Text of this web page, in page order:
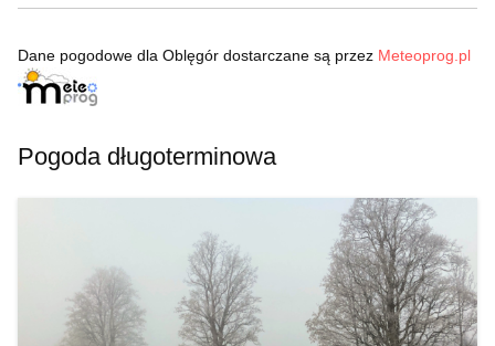
Dane pogodowe dla Oblęgór dostarczane są przez Meteoprog.pl
Pogoda długoterminowa